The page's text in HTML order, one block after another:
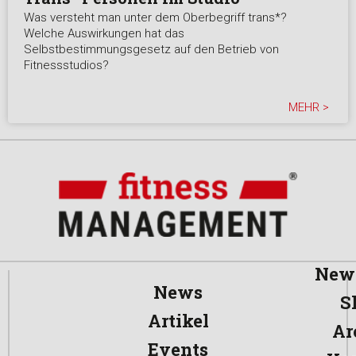
Was versteht man unter dem Oberbegriff trans*?
Welche Auswirkungen hat das
Selbstbestimmungsgesetz auf den Betrieb von
Fitnessstudios?
MEHR >
News
Artikel
Events